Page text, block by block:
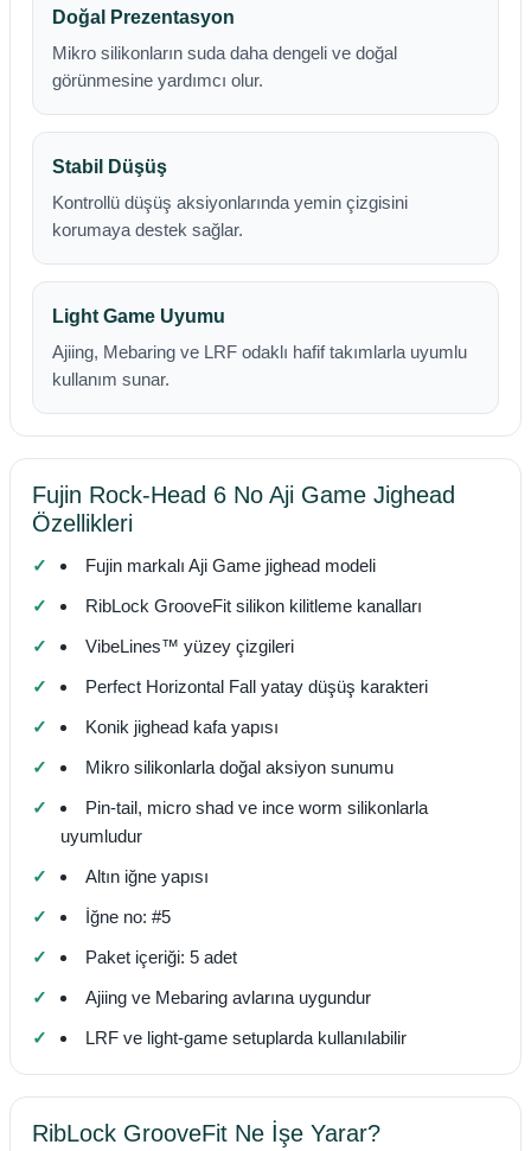
Doğal Prezentasyon
Mikro silikonların suda daha dengeli ve doğal
görünmesine yardımcı olur.
Stabil Düşüş
Kontrollü düşüş aksiyonlarında yemin çizgisini
korumaya destek sağlar.
Light Game Uyumu
Ajiing, Mebaring ve LRF odaklı hafif takımlarla uyumlu
kullanım sunar.
Fujin Rock-Head 6 No Aji Game Jighead
Özellikleri
Fujin markalı Aji Game jighead modeli
RibLock GrooveFit silikon kilitleme kanalları
VibeLines™ yüzey çizgileri
Perfect Horizontal Fall yatay düşüş karakteri
Konik jighead kafa yapısı
Mikro silikonlarla doğal aksiyon sunumu
Pin-tail, micro shad ve ince worm silikonlarla
uyumludur
Altın iğne yapısı
İğne no: #5
Paket içeriği: 5 adet
Ajiing ve Mebaring avlarına uygundur
LRF ve light-game setuplarda kullanılabilir
RibLock GrooveFit Ne İşe Yarar?